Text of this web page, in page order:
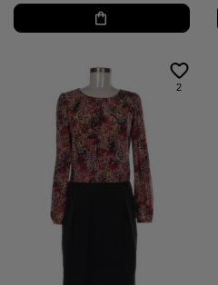
2